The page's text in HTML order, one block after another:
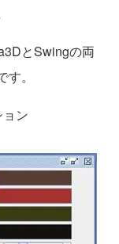
とSwingの両
。
ン